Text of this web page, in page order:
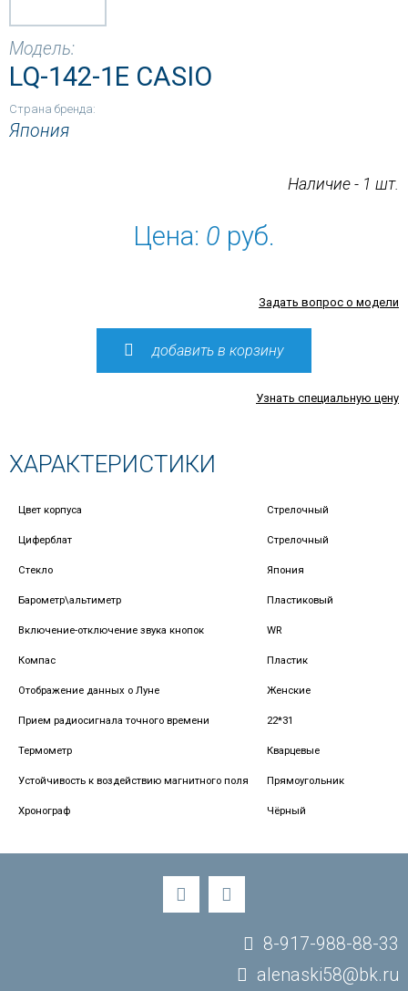
Модель:
LQ-142-1E CASIO
Страна бренда:
Япония
Наличие - 1 шт.
Цена: 0 руб.
Задать вопрос о модели
добавить в корзину
Узнать специальную цену
ХАРАКТЕРИСТИКИ
Цвет корпуса Стрелочный
Циферблат Стрелочный
Стекло Япония
Барометр\альтиметр Пластиковый
Включение-отключение звука кнопок WR
Компас Пластик
Отображение данных о Луне Женские
Прием радиосигнала точного времени 22*31
Термометр Кварцевые
Устойчивость к воздействию магнитного поля Прямоугольник
Хронограф Чёрный
8-917-988-88-33
alenaski58@bk.ru